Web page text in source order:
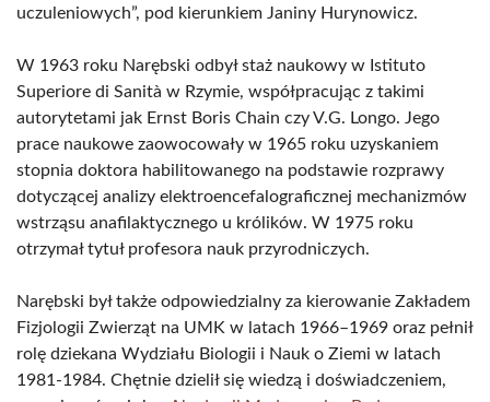
uczuleniowych”, pod kierunkiem Janiny Hurynowicz.
W 1963 roku Narębski odbył staż naukowy w Istituto
Superiore di Sanità w Rzymie, współpracując z takimi
autorytetami jak Ernst Boris Chain czy V.G. Longo. Jego
prace naukowe zaowocowały w 1965 roku uzyskaniem
stopnia doktora habilitowanego na podstawie rozprawy
dotyczącej analizy elektroencefalograficznej mechanizmów
wstrząsu anafilaktycznego u królików. W 1975 roku
otrzymał tytuł profesora nauk przyrodniczych.
Narębski był także odpowiedzialny za kierowanie Zakładem
Fizjologii Zwierząt na UMK w latach 1966–1969 oraz pełnił
rolę dziekana Wydziału Biologii i Nauk o Ziemi w latach
1981-1984. Chętnie dzielił się wiedzą i doświadczeniem,